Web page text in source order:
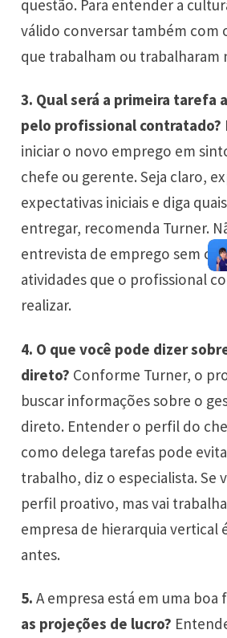
questão. Para entender a
válido conversar também com
que trabalham ou trabalharam
3. Qual será a primeira tarefa
pelo profissional contratado?
iniciar o novo emprego em
chefe ou gerente. Seja claro,
expectativas iniciais e diga
entregar, recomenda Turner.
entrevista de emprego sem
atividades que o profissional
realizar.
4. O que você pode dizer
direto? Conforme Turner, o
buscar informações sobre o
direto. Entender o perfil do
como delega tarefas pode
trabalho, diz o especialista. Se
perfil proativo, mas vai
empresa de hierarquia vertical
antes.
5. A empresa está em uma boa
as projeções de lucro?